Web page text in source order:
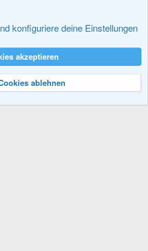
Datenschutz
2024 XenForo Ltd.
konfiguriere deine Einstellungen
akzeptieren
ablehnen